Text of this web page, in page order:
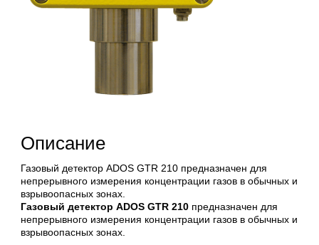
Описание
Газовый детектор ADOS GTR 210 предназначен для
непрерывного измерения концентрации газов в обычных и
взрывоопасных зонах.
Газовый детектор ADOS GTR 210предназначен для
непрерывного измерения концентрации газов в обычных и
взрывоопасных зонах.